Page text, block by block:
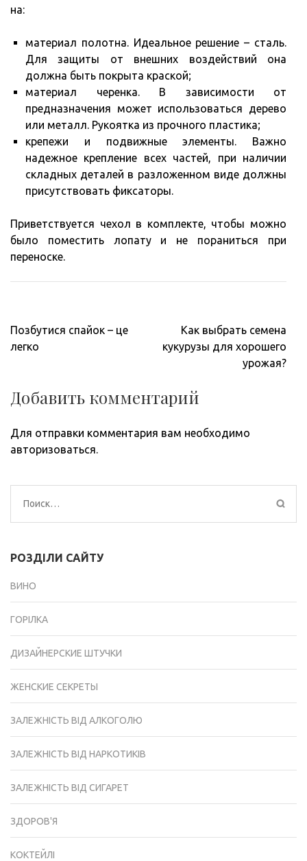
на:
материал полотна. Идеальное решение – сталь.
Для защиты от внешних воздействий она
должна быть покрыта краской;
материал черенка. В зависимости от
предназначения может использоваться дерево
или металл. Рукоятка из прочного пластика;
крепежи и подвижные элементы. Важно
надежное крепление всех частей, при наличии
складных деталей в разложенном виде должны
присутствовать фиксаторы.
Приветствуется чехол в комплекте, чтобы можно
было поместить лопату и не пораниться при
переноске.
Навигация
по
Позбутися спайок – це
легко
Как выбрать семена
кукурузы для хорошего
урожая?
Добавить комментарий
Для отправки комментария вам необходимо
авторизоваться.
Найти:
РОЗДІЛИ САЙТУ
ВИНО
ГОРІЛКА
ДИЗАЙНЕРСКИЕ ШТУЧКИ
ЖЕНСКИЕ СЕКРЕТЫ
ЗАЛЕЖНІСТЬ ВІД АЛКОГОЛЮ
ЗАЛЕЖНІСТЬ ВІД НАРКОТИКІВ
ЗАЛЕЖНІСТЬ ВІД СИГАРЕТ
ЗДОРОВ'Я
КОКТЕЙЛІ